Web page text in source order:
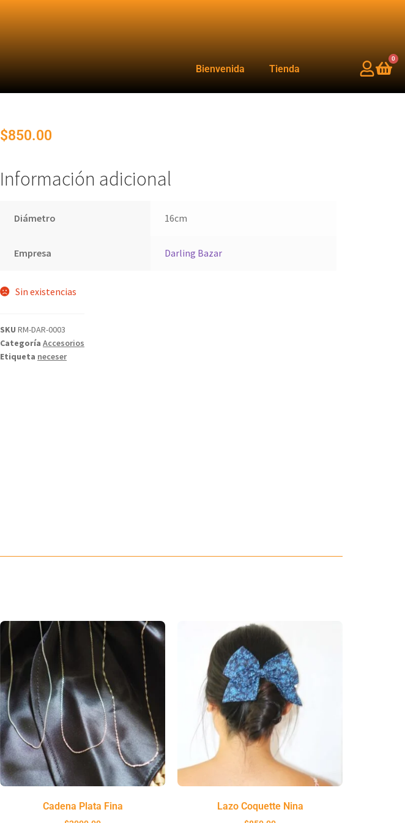
Bienvenida Tienda
0
$850.00
Información adicional
Diámetro 16cm
Empresa Darling Bazar
Sin existencias
SKU RM-DAR-0003
Categoría Accesorios
Etiqueta neceser
Cadena Plata Fina Lazo Coquette Nina